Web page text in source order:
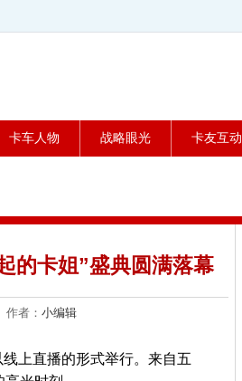
卡车人物 战略眼光 卡友互动
的卡姐”盛典圆满落幕
者： 小编辑
上直播的形式举行。来自五